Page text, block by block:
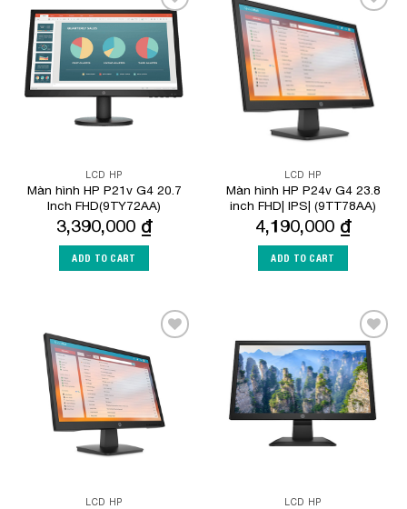
Add to
Wishlist
LCD HP
Màn hình HP P21v G4 20.7
Inch FHD(9TY72AA)
3,390,000 ₫
ADD TO CART
Add to
Wishlist
LCD HP
Màn hình HP P24v G4 23.8
inch FHD| IPS| (9TT78AA)
4,190,000 ₫
ADD TO CART
Wishlist
LCD HP
Add to
Wishlist
LCD HP